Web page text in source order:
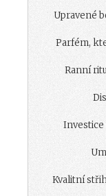
Upravené
Parfém,
Ranní
Investice
Kvalitní